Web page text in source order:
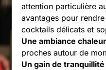
attention particulière
avantages pour
cocktails délicats et
Une ambiance
proches autour de
Un gain de tranquillité